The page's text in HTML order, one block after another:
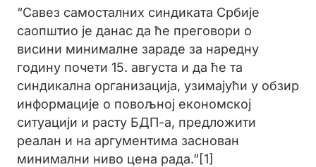
“Савез самосталних синдиката Србије
саопштио је данас да ће преговори о
висини минималне зараде за наредну
годину почети 15. августа и да ће та
синдикална организација, узимајући у обзир
информације о повољној економској
ситуацији и расту БДП-а, предложити
реалан и на аргументима заснован
минимални ниво цена рада.”[1]